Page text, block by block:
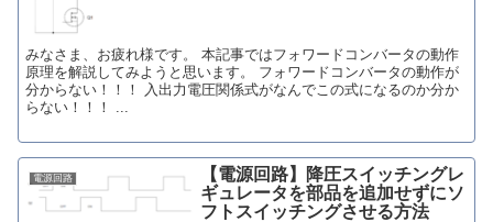
みなさま、お疲れ様です。 本記事ではフォワードコンバータの動作
原理を解説してみようと思います。 フォワードコンバータの動作が
分からない！！！ 入出力電圧関係式がなんでこの式になるのか分か
らない！！！ ...
電源回路
【電源回路】降圧スイッチングレ
ギュレータを部品を追加せずにソ
フトスイッチングさせる方法